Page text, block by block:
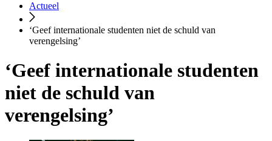
Actueel
‘Geef internationale studenten niet de schuld van
verengelsing’
‘Geef internationale studenten
niet de schuld van
verengelsing’